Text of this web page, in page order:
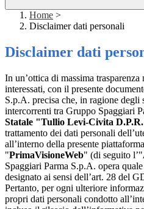
Home >
Disclaimer dati personali
Disclaimer dati
In un’ottica di massima
interessati, con il presente
S.p.A. precisa che, in ragione
intercorrenti tra Gruppo Spaggiari
Statale "Tullio Levi-Civita
trattamento dei dati personali
all’interno della presente
"PrimaVisioneWeb" (di seguito l’"
Spaggiari Parma S.p.A. opera
designato ai sensi dell’art. 28 del
Pertanto, per ogni ulteriore
propri dati personali condotto